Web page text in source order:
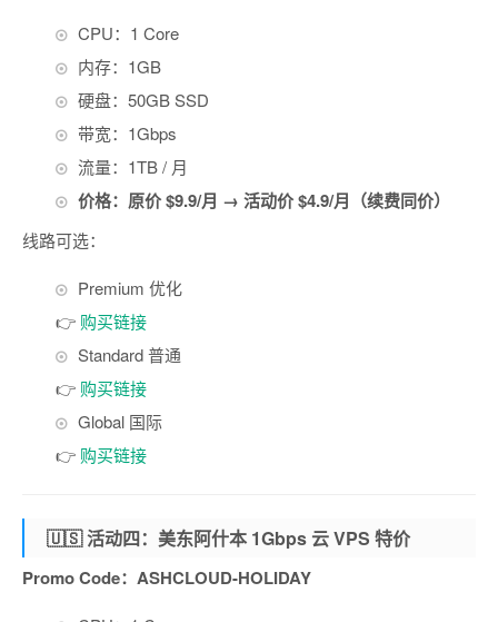
CPU：1 Core
内存：1GB
硬盘：50GB SSD
带宽：1Gbps
流量：1TB / 月
价格：原价 $9.9/月 → 活动价 $4.9/月（续费同价）
线路可选：
Premium 优化
👉 购买链接
Standard 普通
👉 购买链接
Global 国际
👉 购买链接
🇺🇸 活动四：美东阿什本 1Gbps 云 VPS 特价
Promo Code：ASHCLOUD-HOLIDAY